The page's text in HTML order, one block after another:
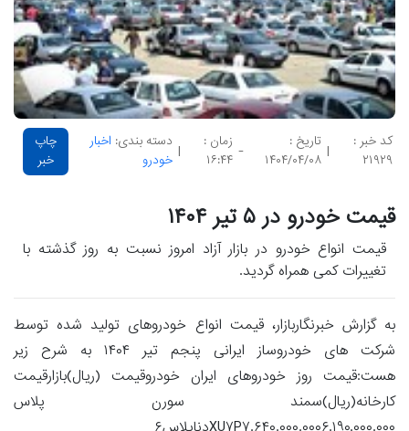
کد خبر :
۲۱۹۲۹
|
تاریخ :
۱۴۰۴/۰۴/۰۸
-
زمان :
۱۶:۴۴
|
دسته بندی: اخبار
خودرو
چاپ
خبر
قیمت خودرو در ۵ تیر ۱۴۰۴
قیمت انواع خودرو در بازار آزاد امروز نسبت به روز گذشته با
تغییرات کمی همراه گردید.
به گزارش خبرنگاربازار، قیمت انواع خودروهای تولید شده توسط
شرکت های خودروساز ایرانی پنجم تیر ۱۴۰۴ به شرح زیر
هست:قیمت روز خودروهای ایران خودروقیمت (ریال)بازارقیمت
کارخانه(ریال)سمند سورن پلاس